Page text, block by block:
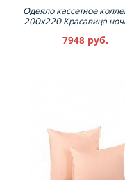
Одеяло кассетное
200х220 Красавица
7948 руб.